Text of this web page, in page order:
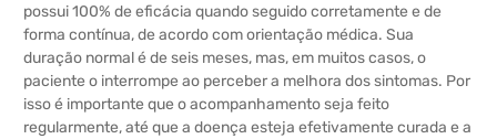
possui 100% de eficácia quando seguido corretamente e de
forma contínua, de acordo com orientação médica. Sua
duração normal é de seis meses, mas, em muitos casos, o
paciente o interrompe ao perceber a melhora dos sintomas. Por
isso é importante que o acompanhamento seja feito
regularmente, até que a doença esteja efetivamente curada e a